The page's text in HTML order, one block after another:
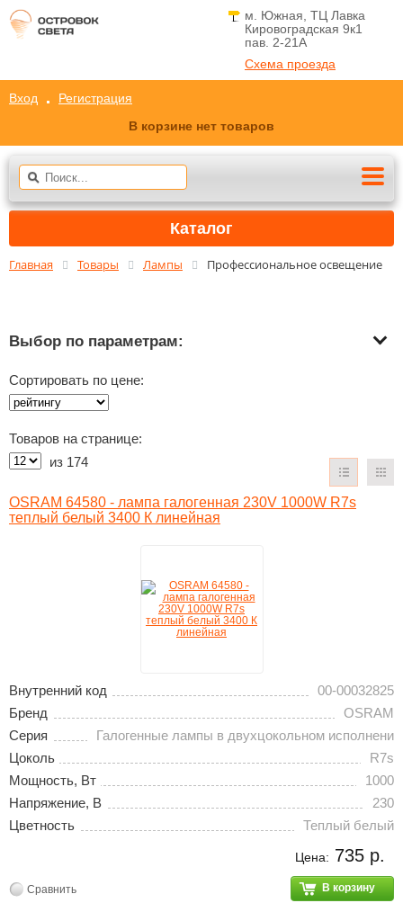
м. Южная, ТЦ Лавка
Кировоградская 9к1
пав. 2-21A
Схема проезда
Вход
Регистрация
В корзине нет товаров
Каталог
Главная Товары Лампы Профессиональное освещение
Выбор по параметрам:
Сортировать по цене:
Товаров на странице:
из 174
OSRAM 64580 - лампа галогенная 230V 1000W R7s
теплый белый 3400 К линейная
Внутренний код
00-00032825
Бренд
OSRAM
Серия
Галогенные лампы в двухцокольном исполнени
Цоколь
R7s
Мощность, Вт
1000
Напряжение, В
230
Цветность
Теплый белый
Цена: 735 р.
В корзину
Сравнить